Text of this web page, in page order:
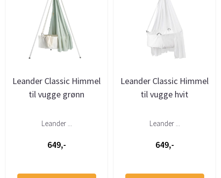
Leander Classic Himmel
til vugge grønn
Leander ...
649,-
Leander Classic Himmel
til vugge hvit
Leander ...
649,-